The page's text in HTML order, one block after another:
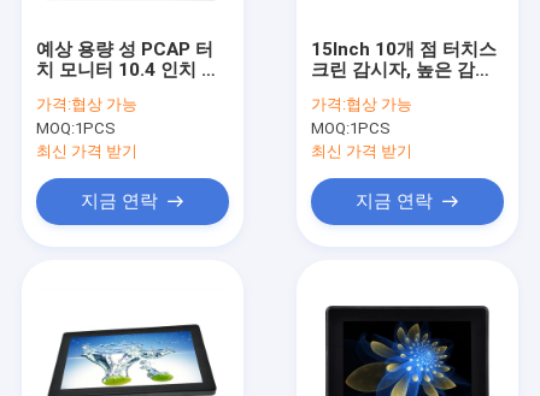
회사 소개
예상 용량 성 PCAP 터
치 모니터 10.4 인치 평
가격:협상 가능
MOQ:1PCS
최신 가격 받기
지금 연락
15Inch 10개 점 터치스
크린 감시자, 높은 감도
가격:협상 가능
MOQ:1PCS
최신 가격 받기
지금 연락